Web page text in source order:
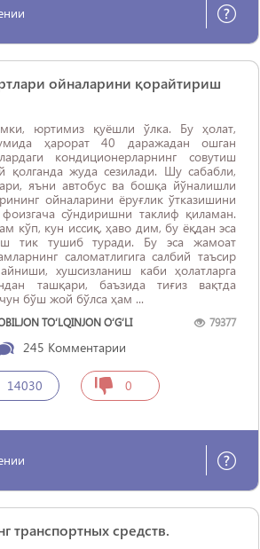
ойналарини қорайтириш
юртимиз қуёшли ўлка. Бу ҳолат,
ҳарорат 40 даражадан ошган
кондиционерларнинг совутиш
қолганда жуда сезилади. Шу сабабли,
яъни автобус ва бошқа йўналишли
ойналарини ёруғлик ўтказишини
сўндиришни таклиф қиламан.
кўп, кун иссиқ, ҳаво дим, бу ёқдан эса
тик тушиб туради. Бу эса жамоат
саломатлигига салбий таъсир
хушсизланиш каби ҳолатларга
ташқари, баъзида тиғиз вақтда
бўш жой бўлса ҳам ...
TO‘LQINJON O‘G‘LI 79377
245 Комментарии
14030 0
транспортных средств.